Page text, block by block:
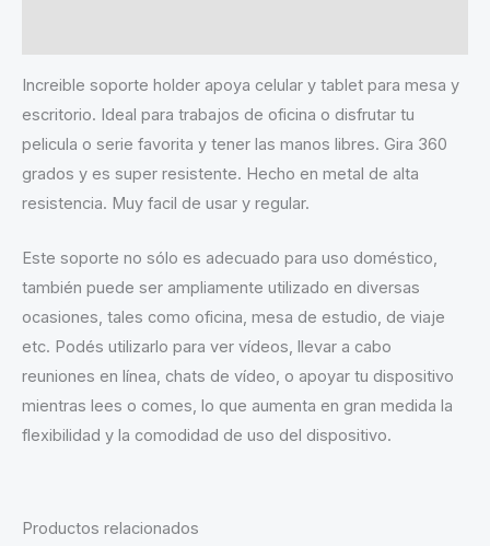
Increible soporte holder apoya celular y tablet para mesa y
escritorio. Ideal para trabajos de oficina o disfrutar tu
pelicula o serie favorita y tener las manos libres. Gira 360
grados y es super resistente. Hecho en metal de alta
resistencia. Muy facil de usar y regular.
Este soporte no sólo es adecuado para uso doméstico,
también puede ser ampliamente utilizado en diversas
ocasiones, tales como oficina, mesa de estudio, de viaje
etc. Podés utilizarlo para ver vídeos, llevar a cabo
reuniones en línea, chats de vídeo, o apoyar tu dispositivo
mientras lees o comes, lo que aumenta en gran medida la
flexibilidad y la comodidad de uso del dispositivo.
Productos relacionados